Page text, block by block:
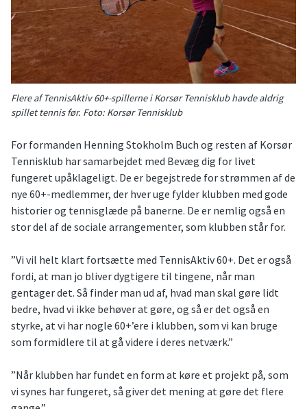
Flere af TennisAktiv 60+-spillerne i Korsør Tennisklub havde aldrig
spillet tennis før. Foto: Korsør Tennisklub
For formanden Henning Stokholm Buch og resten af Korsør
Tennisklub har samarbejdet med Bevæg dig for livet
fungeret upåklageligt. De er begejstrede for strømmen af de
nye 60+-medlemmer, der hver uge fylder klubben med gode
historier og tennisglæde på banerne. De er nemlig også en
stor del af de sociale arrangementer, som klubben står for.
”Vi vil helt klart fortsætte med TennisAktiv 60+. Det er også
fordi, at man jo bliver dygtigere til tingene, når man
gentager det. Så finder man ud af, hvad man skal gøre lidt
bedre, hvad vi ikke behøver at gøre, og så er det også en
styrke, at vi har nogle 60+’ere i klubben, som vi kan bruge
som formidlere til at gå videre i deres netværk.”
”Når klubben har fundet en form at køre et projekt på, som
vi synes har fungeret, så giver det mening at gøre det flere